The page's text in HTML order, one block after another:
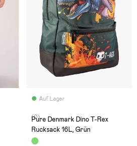
Auf Lager
(0)
Pure Denmark Dino T-Rex
Rucksack 16L, Grün